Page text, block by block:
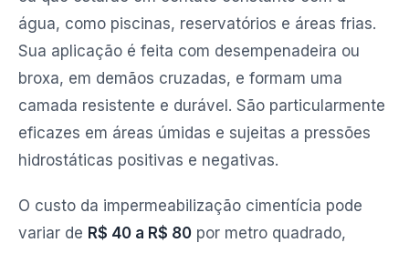
água, como piscinas, reservatórios e áreas frias.
Sua aplicação é feita com desempenadeira ou
broxa, em demãos cruzadas, e formam uma
camada resistente e durável. São particularmente
eficazes em áreas úmidas e sujeitas a pressões
hidrostáticas positivas e negativas.
O custo da impermeabilização cimentícia pode
variar de R$ 40 a R$ 80 por metro quadrado,